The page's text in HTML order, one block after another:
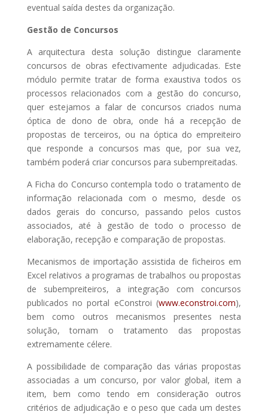
eventual saída destes da organização.
Gestão de Concursos
A arquitectura desta solução distingue claramente
concursos de obras efectivamente adjudicadas. Este
módulo permite tratar de forma exaustiva todos os
processos relacionados com a gestão do concurso,
quer estejamos a falar de concursos criados numa
óptica de dono de obra, onde há a recepção de
propostas de terceiros, ou na óptica do empreiteiro
que responde a concursos mas que, por sua vez,
também poderá criar concursos para subempreitadas.
A Ficha do Concurso contempla todo o tratamento de
informação relacionada com o mesmo, desde os
dados gerais do concurso, passando pelos custos
associados, até à gestão de todo o processo de
elaboração, recepção e comparação de propostas.
Mecanismos de importação assistida de ficheiros em
Excel relativos a programas de trabalhos ou propostas
de subempreiteiros, a integração com concursos
publicados no portal eConstroi (www.econstroi.com),
bem como outros mecanismos presentes nesta
solução, tornam o tratamento das propostas
extremamente célere.
A possibilidade de comparação das várias propostas
associadas a um concurso, por valor global, item a
item, bem como tendo em consideração outros
critérios de adjudicação e o peso que cada um destes